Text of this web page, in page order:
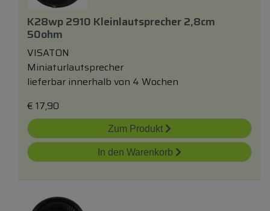
K28wp 2910 Kleinlautsprecher 2,8cm
50ohm
VISATON
Miniaturlautsprecher
lieferbar innerhalb von 4 Wochen
€ 17,90
Zum Produkt
In den Warenkorb